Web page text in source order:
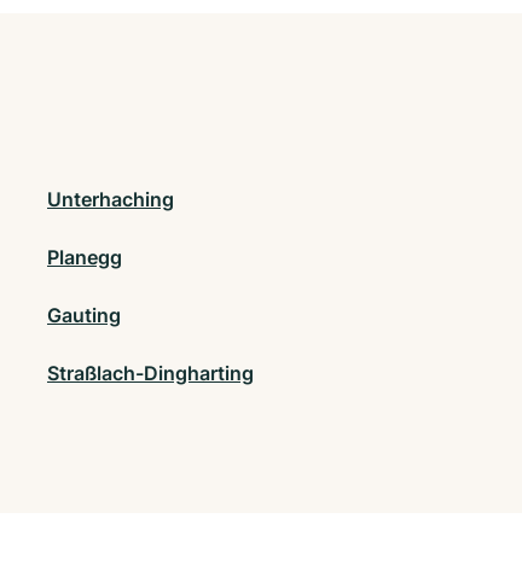
Unterhaching
Planegg
Gauting
Straßlach-Dingharting